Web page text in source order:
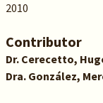
2010
Contributor
Dr. Cerecetto,
Dra. González,